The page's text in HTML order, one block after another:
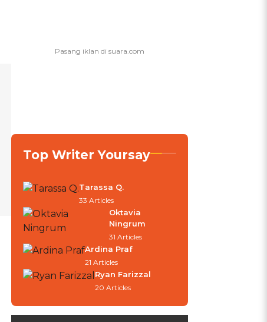
Top Writer Yoursay
Tarassa Q.
33 Articles
Oktavia
Ningrum
31 Articles
Ardina Praf
21 Articles
Ryan Farizzal
20 Articles